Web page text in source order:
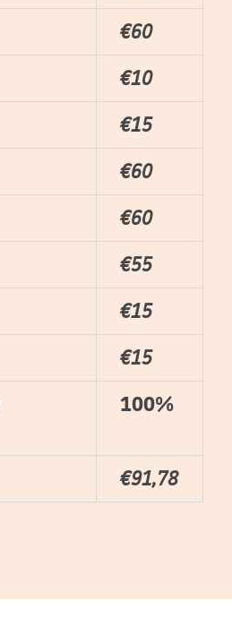
€60
€10
€15
€60
€60
€55
€15
€15
100%
€91,78